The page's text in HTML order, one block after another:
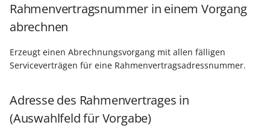
Rahmenvertragsnummer in einem Vorgang
abrechnen
Erzeugt einen Abrechnungsvorgang mit allen fälligen
Serviceverträgen für eine Rahmenvertragsadressnummer.
Adresse des Rahmenvertrages in
(Auswahlfeld für Vorgabe)